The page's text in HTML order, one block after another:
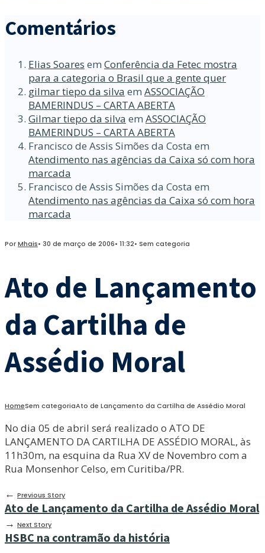
Comentários
Elias Soares em Conferência da Fetec mostra
para a categoria o Brasil que a gente quer
gilmar tiepo da silva em ASSOCIAÇÃO
BAMERINDUS – CARTA ABERTA
Gilmar tiepo da silva em ASSOCIAÇÃO
BAMERINDUS – CARTA ABERTA
Francisco de Assis Simões da Costa em
Atendimento nas agências da Caixa só com hora
marcada
Francisco de Assis Simões da Costa em
Atendimento nas agências da Caixa só com hora
marcada
PorMhais• 30 de março de 2006• 11:32• Sem categoria
Ato de Lançamento
da Cartilha de
Assédio Moral
HomeSem categoriaAto de Lançamento da Cartilha de Assédio Moral
No dia 05 de abril será realizado o ATO DE
LANÇAMENTO DA CARTILHA DE ASSÉDIO MORAL, às
11h30m, na esquina da Rua XV de Novembro com a
Rua Monsenhor Celso, em Curitiba/PR.
← Previous Story
Ato de Lançamento da Cartilha de Assédio Moral
→ Next Story
HSBC na contramão da história